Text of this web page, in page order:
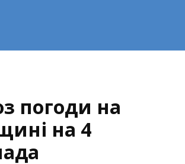
погоди на
на 4